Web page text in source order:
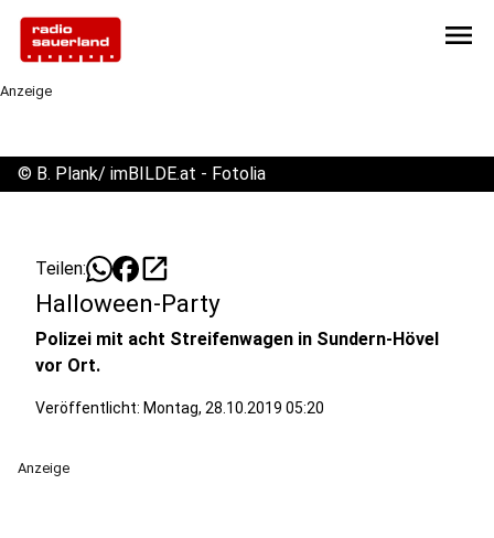
menu
Anzeige
© B. Plank/ imBILDE.at - Fotolia
Teilen: open_in_new
Halloween-Party
Polizei mit acht Streifenwagen in Sundern-Hövel
vor Ort.
Veröffentlicht: Montag, 28.10.2019 05:20
Anzeige